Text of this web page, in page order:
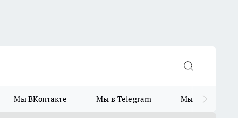
Мы ВКонтакте Мы в Telegram Мы в MAX